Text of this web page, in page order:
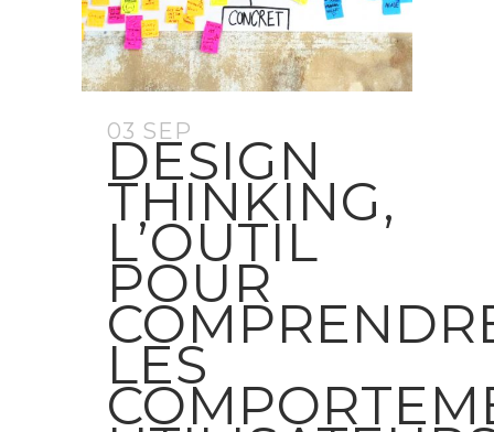
03 SEP
DESIGN
THINKING,
L’OUTIL
POUR
LES